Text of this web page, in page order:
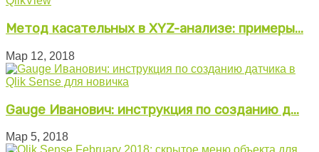
Метод касательных в XYZ-анализе: примеры...
Мар 12, 2018
Gauge Иванович: инструкция по созданию д...
Мар 5, 2018